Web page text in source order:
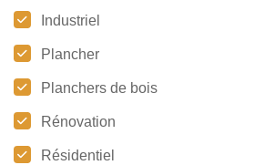
Industriel
Plancher
Planchers de bois
Rénovation
Résidentiel